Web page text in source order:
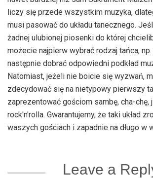
liczy się przede wszystkim muzyka,
musi pasować do układu tanecznego.
żadnej ulubionej piosenki do której
możecie najpierw wybrać rodzaj tańca,
następnie dobrać odpowiedni podkład
Natomiast, jeżeli nie boicie się wyzwań,
zdecydować się na nietypowy pierwszy
zaprezentować gościom sambę, cha-chę,
rock'n'rolla. Gwarantujemy, że taki układ
waszych gościach i zapadnie na długo w
Leave a